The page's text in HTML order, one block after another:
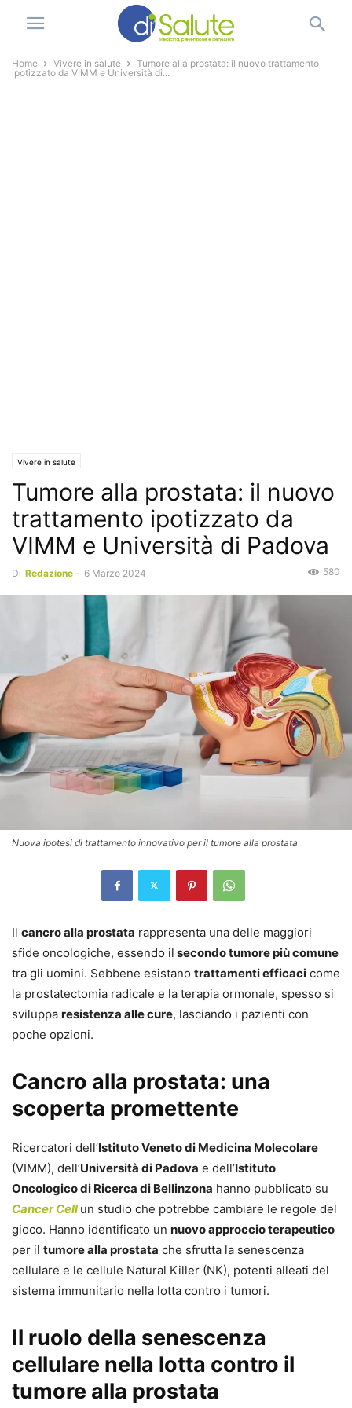
Home Vivere in salute
Tumore alla prostata: il nuovo trattamento
ipotizzato da VIMM e Università di...
Vivere in salute
Tumore alla prostata: il nuovo
trattamento ipotizzato da
VIMM e Università di Padova
Di Redazione - 6 Marzo 2024 580
Nuova ipotesi di trattamento innovativo per il tumore alla prostata
Il cancro alla prostata rappresenta una delle maggiori
sfide oncologiche, essendo il secondo tumore più comune
tra gli uomini. Sebbene esistano trattamenti efficaci come
la prostatectomia radicale e la terapia ormonale, spesso si
sviluppa resistenza alle cure, lasciando i pazienti con
poche opzioni.
Cancro alla prostata: una
scoperta promettente
Ricercatori dell’Istituto Veneto di Medicina Molecolare
(VIMM), dell’Università di Padova e dell’Istituto
Oncologico di Ricerca di Bellinzona hanno pubblicato su
Cancer Cell un studio che potrebbe cambiare le regole del
gioco. Hanno identificato un nuovo approccio terapeutico
per il tumore alla prostata che sfrutta la senescenza
cellulare e le cellule Natural Killer (NK), potenti alleati del
sistema immunitario nella lotta contro i tumori.
Il ruolo della senescenza
cellulare nella lotta contro il
tumore alla prostata